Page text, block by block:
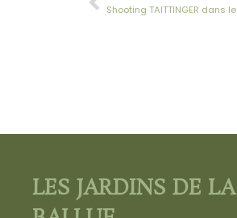
Shooting TAITTINGER dans
LES JARDINS DE LA